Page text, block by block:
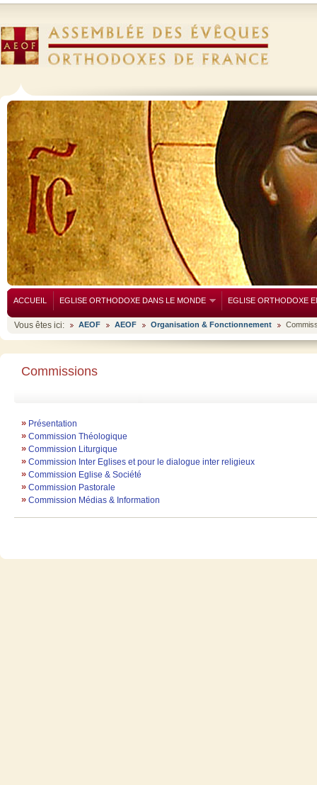
ACCUEIL EGLISE ORTHODOXE DANS LE MONDE EGLISE ORTHODOXE
Vous êtes ici: AEOF AEOF Organisation & Fonctionnement
Commissions
» Présentation
» Commission Théologique
» Commission Liturgique
» Commission Inter Eglises et pour le dialogue inter religieux
» Commission Eglise & Société
» Commission Pastorale
» Commission Médias & Information